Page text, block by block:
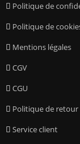
Politique de
Politique de
Mentions légales
CGV
CGU
Politique de retour
Service client